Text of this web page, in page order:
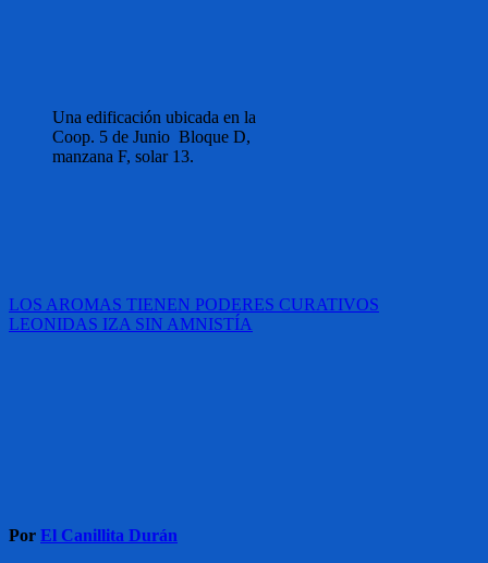
Una edificación ubicada en la
Coop. 5 de Junio Bloque D,
manzana F, solar 13.
Navegación
de
LOS AROMAS TIENEN PODERES CURATIVOS
LEONIDAS IZA SIN AMNISTÍA
Por El Canillita Durán